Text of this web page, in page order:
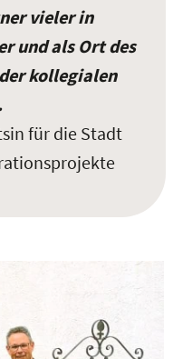
vieler in
und als Ort des
kollegialen
für die Stadt